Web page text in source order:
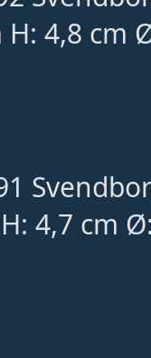
4,8 cm
4,7 cm